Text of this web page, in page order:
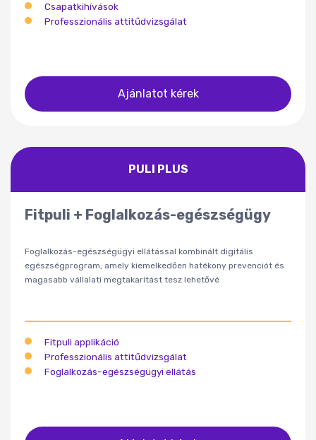
Csapatkihívások
Professzionális attitűdvizsgálat
Ajánlatot kérek
PULI PLUS
Fitpuli + Foglalkozás-egészségügy
Foglalkozás-egészségügyi ellátással kombinált digitális
egészségprogram, amely kiemelkedően hatékony prevenciót és
magasabb vállalati megtakarítást tesz lehetővé
Fitpuli applikáció
Professzionális attitűdvizsgálat
Foglalkozás-egészségügyi ellátás